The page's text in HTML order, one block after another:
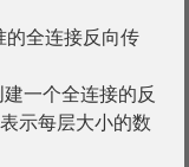
全连接反向传
一个全连接的反
示每层大小的数